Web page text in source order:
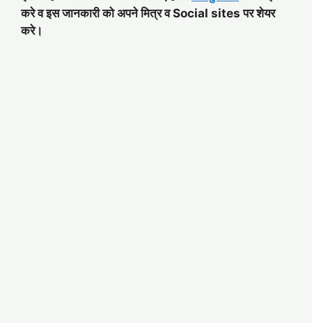
करे व इस जानकारी को अपने मित्र व Social sites पर शेयर
करे।